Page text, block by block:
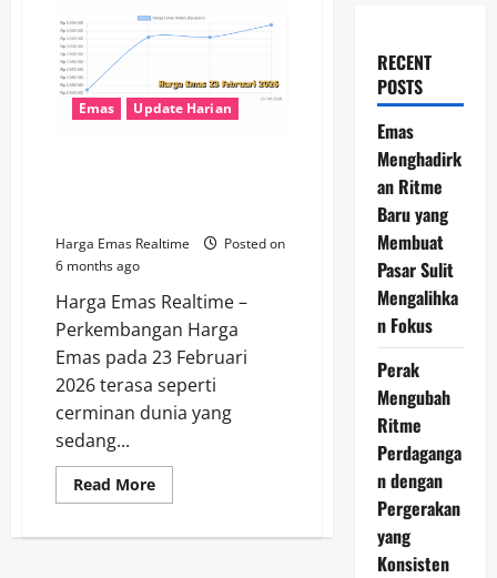
Emas Update Harian
Harga Emas Realtime
Posted on
6 months ago
Harga Emas Realtime –
Perkembangan Harga
Emas pada 23 Februari
2026 terasa seperti
cerminan dunia yang
sedang...
Read MoreRead
more
Harga
RECENT
POSTS
Emas
Menghadirk
an Ritme
Baru yang
Membuat
Pasar Sulit
Mengalihka
n Fokus
Perak
Mengubah
Ritme
Perdaganga
n dengan
Pergerakan
yang
Konsisten